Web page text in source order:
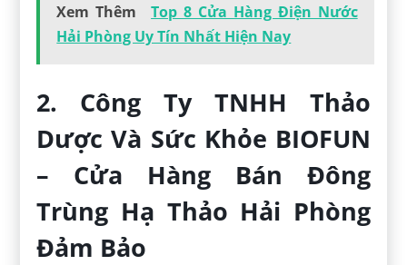
Xem Thêm
Top 8 Cửa Hàng Điện Nước
Hải Phòng Uy Tín Nhất Hiện Nay
2. Công Ty TNHH Thảo
Dược Và Sức Khỏe BIOFUN
– Cửa Hàng Bán Đông
Trùng Hạ Thảo Hải Phòng
Đảm Bảo